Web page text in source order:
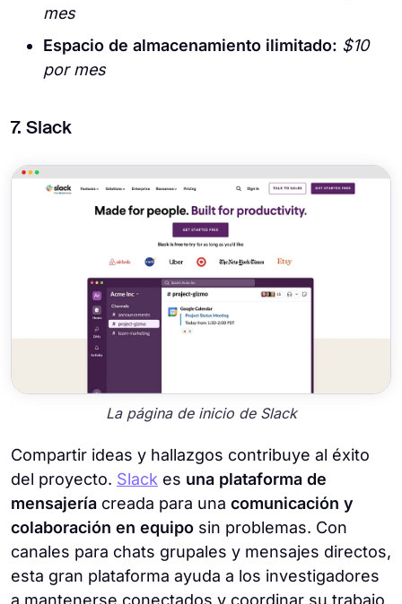
mes
Espacio de almacenamiento ilimitado: $10
por mes
7. Slack
La página de inicio de Slack
Compartir ideas y hallazgos contribuye al éxito
del proyecto. Slack es una plataforma de
mensajería creada para una comunicación y
colaboración en equipo sin problemas. Con
canales para chats grupales y mensajes directos,
esta gran plataforma ayuda a los investigadores
a mantenerse conectados y coordinar su trabajo